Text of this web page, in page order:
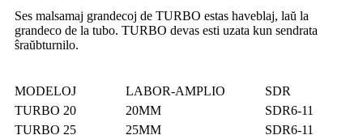
Ses malsamaj grandecoj de TURBO estas haveblaj, laŭ la
grandeco de la tubo. TURBO devas esti uzata kun sendrata
ŝraŭbturnilo.
MODELOJ LABOR-AMPLIO
SDR
TURBO 20
20MM
SDR6-11
TURBO 25
25MM SDR6-11